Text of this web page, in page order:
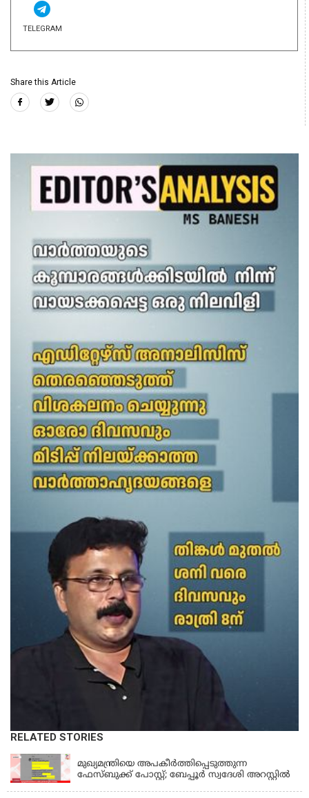
TELEGRAM
Share this Article
RELATED STORIES
KERALA
മുഖ്യമന്ത്രിയെ അപകീർത്തിപ്പെടുത്തുന്ന
ഫേസ്‌ബുക്ക് പോസ്റ്റ്; ബേപ്പൂർ സ്വദേശി അറസ്റ്റിൽ